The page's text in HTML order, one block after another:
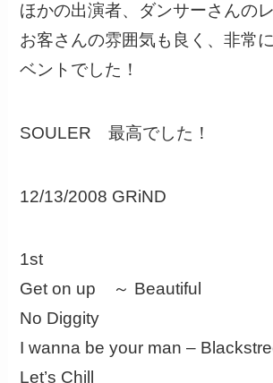
ほかの出演者、ダンサーさんの
お客さんの雰囲気も良く、非常
ベントでした！
SOULER 最高でした！
12/13/2008 GRiND
1st
Get on up ～ Beautiful
No Diggity
I wanna be your man –
Let’s Chill